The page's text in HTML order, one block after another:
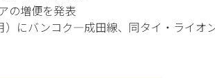
の増便を発表
にバンコク―成田線、同タイ・ライオ